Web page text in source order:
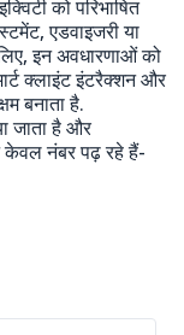
को परिभाषित
एडवाइजरी या
इन अवधारणाओं को
क्लाइंट इंटरैक्शन और
बनाता है.
जाता है और
केवल नंबर पढ़ रहे हैं-